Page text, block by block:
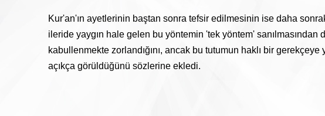
Kur'an'ın ayetlerinin baştan sonra tefsir edilmesinin ise daha
ileride yaygın hale gelen bu yöntemin 'tek yöntem' sanılmasından
kabullenmekte zorlandığını, ancak bu tutumun haklı bir
açıkça görüldüğünü sözlerine ekledi.